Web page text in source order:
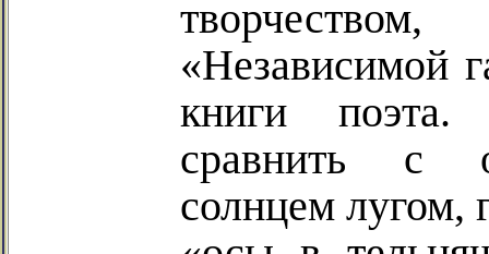
«Независимой
книги поэта.
сравнить с
солнцем лугом,